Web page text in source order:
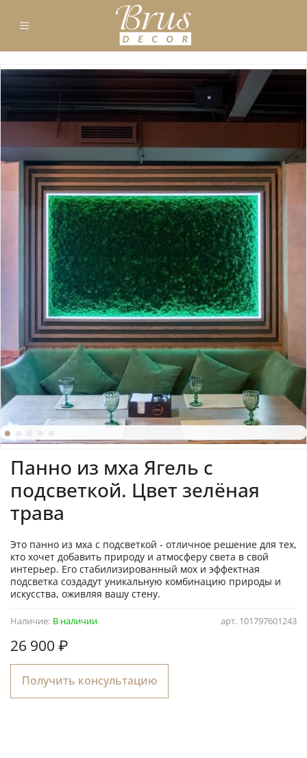
арт. 101797601243
Наличие: В наличии
Панно из мха Ягель с
подсветкой. Цвет зелёная
трава
26 900 ₽
Получить консультацию
Это панно из мха с подсветкой - отличное решение для тех,
кто хочет добавить природу и атмосферу света в свой
интерьер. Его стабилизированный мох и эффектная
подсветка создадут уникальную комбинацию природы и
искусства, оживляя вашу стену.